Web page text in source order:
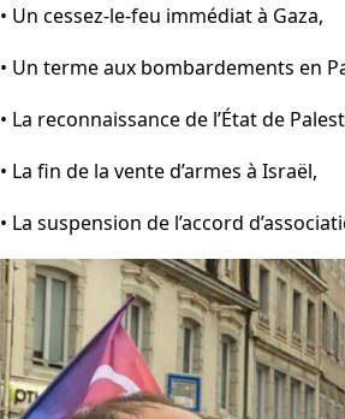
• Un cessez-le-feu immédiat à Gaza,
• Un terme aux bombardements en
• La reconnaissance de l’État de
• La fin de la vente d’armes à Israël,
• La suspension de l’accord